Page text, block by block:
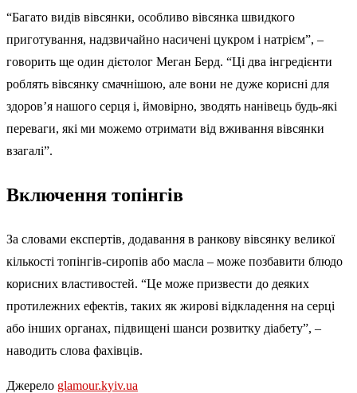
“Багато видів вівсянки, особливо вівсянка швидкого
приготування, надзвичайно насичені цукром і натрієм”, –
говорить ще один дієтолог Меган Берд. “Ці два інгредієнти
роблять вівсянку смачнішою, але вони не дуже корисні для
здоров’я нашого серця і, ймовірно, зводять нанівець будь-які
переваги, які ми можемо отримати від вживання вівсянки
взагалі”.
Включення топінгів
За словами експертів, додавання в ранкову вівсянку великої
кількості топінгів-сиропів або масла – може позбавити блюдо
корисних властивостей. “Це може призвести до деяких
протилежних ефектів, таких як жирові відкладення на серці
або інших органах, підвищені шанси розвитку діабету”, –
наводить слова фахівців.
Джерело glamour.kyiv.ua